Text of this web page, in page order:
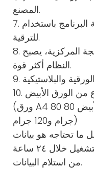
المصنع.
7. قم بترقية البرنامج باستخدام USB، وهو مناسب
للترقية.
8. مع مجموعتين من وحدة المعالجة المركزية، يصبح
النظام أكثر قوة.
10. معايرة سهلة، فقط عد 3 أنواع من الورق الأبيض
(ورق A4 80 جرام، ورق مطلي باللون الأبيض 80
جرام و120 جرام)
ما تحتاجه هو بيانات
العميل، ويمكن إكمال برنامج التشغيل خلال ٢٤ ساعة
من استلام البيانات.